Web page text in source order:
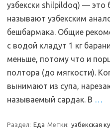
узбекски shilpildoq) — это
называют узбекским
бешбармака. Общие
с водой кладут 1 кг
меньше, потому что и
полтора (до мягкости).
вынимают из супа,
называемый сардак. В …
Раздел: Еда Метки: узбекская